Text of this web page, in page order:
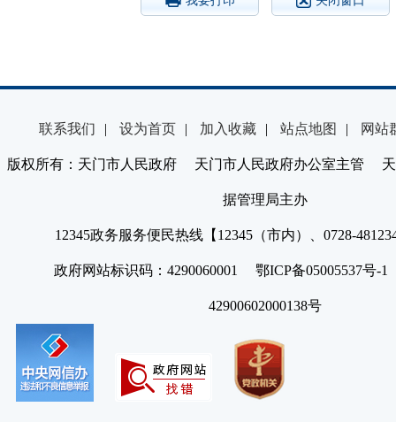
联系我们 | 设为首页 | 加入收藏 | 站点地图 | 网站
版权所有：天门市人民政府 天门市人民政府办公室主管 天
据管理局主办
12345政务服务便民热线【12345（市内）、0728-
政府网站标识码：4290060001 鄂ICP备05005537号
42900602000138号